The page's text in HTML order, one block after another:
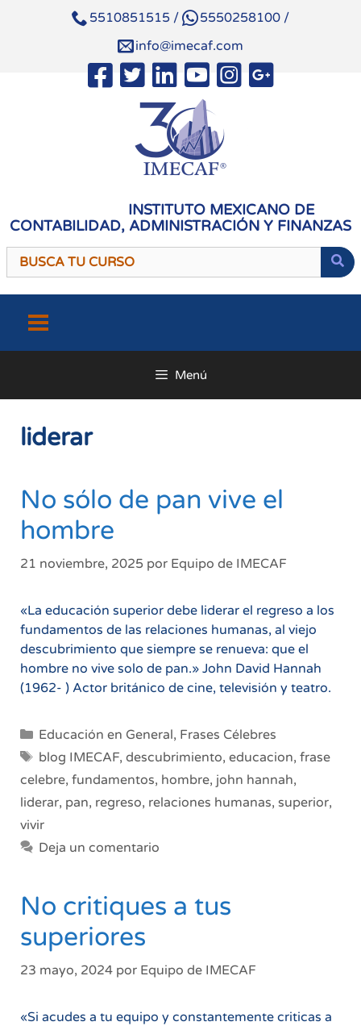
5510851515 / 5550258100 /
info@imecaf.com
INSTITUTO MEXICANO DE
CONTABILIDAD, ADMINISTRACIÓN Y FINANZAS
contenido
Menú
liderar
No sólo de pan vive el
hombre
21 noviembre, 2025 por Equipo de IMECAF
«La educación superior debe liderar el regreso a los
fundamentos de las relaciones humanas, al viejo
descubrimiento que siempre se renueva: que el
hombre no vive solo de pan.» John David Hannah
(1962- ) Actor británico de cine, televisión y teatro.
Categorías
Educación en General, Frases Célebres
Etiquetas
blog IMECAF, descubrimiento, educacion, frase
celebre, fundamentos, hombre, john hannah,
liderar, pan, regreso, relaciones humanas, superior,
vivir
Deja un comentario
No critiques a tus
superiores
23 mayo, 2024 por Equipo de IMECAF
«Si acudes a tu equipo y constantemente criticas a